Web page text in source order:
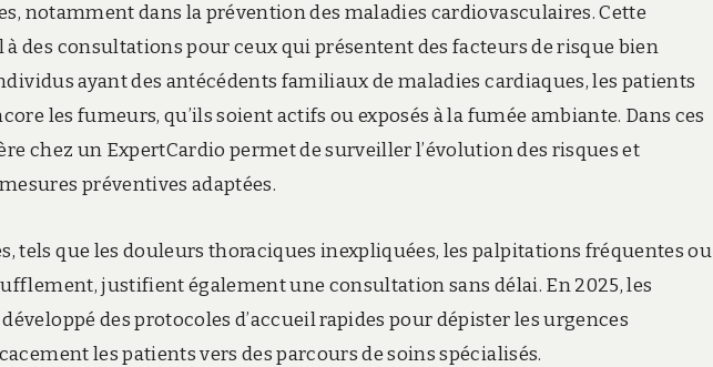
notamment dans la prévention des maladies cardiovasculaires. Cette
des consultations pour ceux qui présentent des facteurs de risque bien
ayant des antécédents familiaux de maladies cardiaques, les patients
les fumeurs, qu’ils soient actifs ou exposés à la fumée ambiante. Dans ces
chez un ExpertCardio permet de surveiller l’évolution des risques et
préventives adaptées.
tels que les douleurs thoraciques inexpliquées, les palpitations fréquentes ou
justifient également une consultation sans délai. En 2025, les
des protocoles d’accueil rapides pour dépister les urgences
les patients vers des parcours de soins spécialisés.